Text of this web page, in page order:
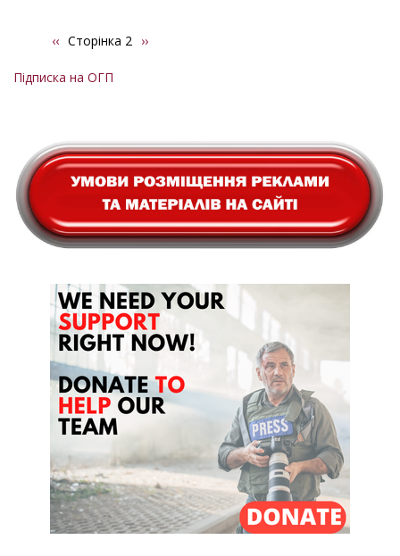
Розбивка
сторінки
Попередня
‹‹ Сторінка 2
Наступна
››
Підписка на ОГП